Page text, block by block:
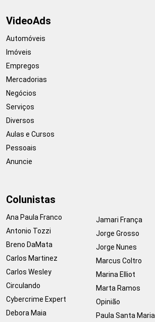
VideoAds
Automóveis
Imóveis
Empregos
Mercadorias
Negócios
Serviços
Diversos
Aulas e Cursos
Pessoais
Anuncie
Colunistas
Ana Paula Franco
Antonio Tozzi
Breno DaMata
Carlos Martinez
Carlos Wesley
Circulando
Cybercrime Expert
Debora Maia
Jamari França
Jorge Grosso
Jorge Nunes
Marcus Coltro
Marina Elliot
Marta Ramos
Opinião
Paula Santa Maria